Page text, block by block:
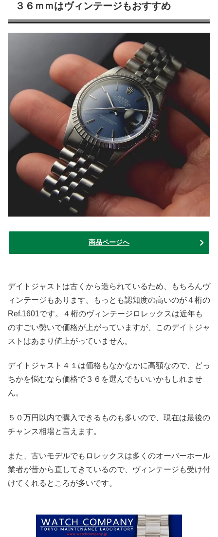
３６ｍｍはヴィンテージもおすすめ
商品ページへ
デイトジャストは古くから造られているため、もちろんヴ
ィンテージもあります。もっとも認知度の高いのが４桁の
Ref.1601です。４桁のヴィンテージロレックスは近年も
のすごい勢いで価格が上がっていますが、このデイトジャ
ストはあまり値上がっていません。
デイトジャスト４１は価格もなかなかに高額なので、どっ
ちかを悩むなら価格で３６を選んでもいいかもしれませ
ん。
５０万円以内で購入できるものも多いので、現在は最後の
チャンス相場と言えます。
また、古いモデルでもロレックスは多くのオーバーホール
業者が昔から直してきているので、ヴィンテージも受け付
けてくれるところが多いです。